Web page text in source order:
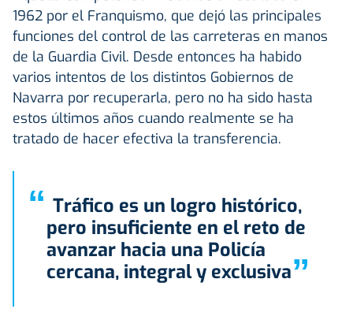
1962 por el Franquismo, que dejó las principales
funciones del control de las carreteras en manos
de la Guardia Civil. Desde entonces ha habido
varios intentos de los distintos Gobiernos de
Navarra por recuperarla, pero no ha sido hasta
estos últimos años cuando realmente se ha
tratado de hacer efectiva la transferencia.
“ Tráfico es un logro histórico,
pero insuficiente en el reto de
avanzar hacia una Policía
cercana, integral y exclusiva”